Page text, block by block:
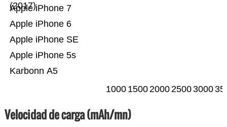
Karbonn A5
Apple iPhone 5s
Apple iPhone SE
Apple iPhone 6
Apple iPhone 7
(2017)
1000 1500200025003000
Velocidad de carga (mAh/mn)